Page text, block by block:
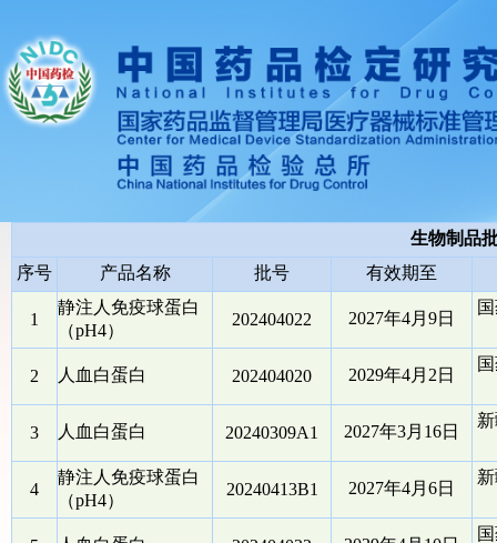
生物制品
序号
产品名称 批号 有效期至
1
静注人免疫球蛋白
（pH4）
202404022 2027年4月9日
2 人血白蛋白 202404020 2029年4月2日
3 人血白蛋白 20240309A1 2027年3月16日
4
静注人免疫球蛋白
（pH4）
20240413B1 2027年4月6日